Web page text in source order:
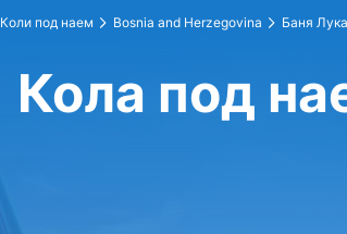
Коли под наем Bosnia and Herzegovina Баня Лука
Кола под